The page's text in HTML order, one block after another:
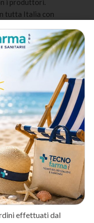
i produttori.
tutta Italia con
e commerciale
lo studio medico o
periodici con servizio
la dotazione
effettuati dal